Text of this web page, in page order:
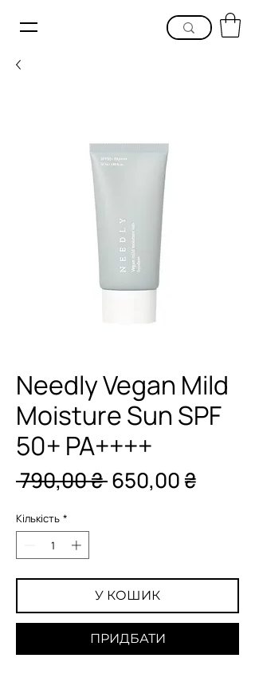
Needly Vegan Mild
Moisture Sun SPF
50+ PA++++
790,00 ₴ Звичайна
650,00 ₴
Кількість *
У КОШИК
ПРИДБАТИ